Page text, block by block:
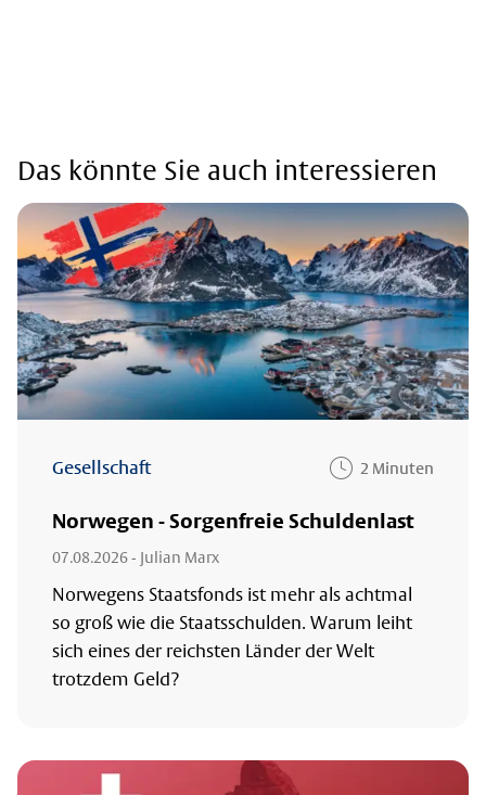
Das könnte Sie auch interessieren
Gesellschaft 2 Minuten
Norwegen - Sorgenfreie Schuldenlast
07.08.2026- Julian Marx
Norwegens Staatsfonds ist mehr als achtmal
so groß wie die Staatsschulden. Warum leiht
sich eines der reichsten Länder der Welt
trotzdem Geld?